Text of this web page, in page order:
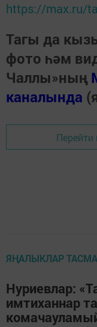
https://max.ru/
Тагы да
фото һәм
Чаллы»ның
каналында
Перейти
ЯҢАЛЫКЛАР
Нуриевлар:
имтиханнар